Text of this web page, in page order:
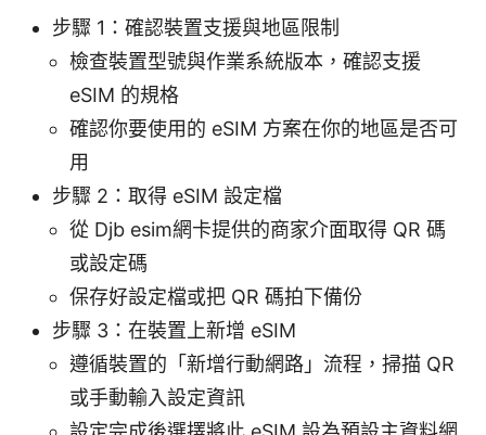
步驟 1：確認裝置支援與地區限制
檢查裝置型號與作業系統版本，確認支援
eSIM 的規格
確認你要使用的 eSIM 方案在你的地區是否可
用
步驟 2：取得 eSIM 設定檔
從 Djb esim網卡提供的商家介面取得 QR 碼
或設定碼
保存好設定檔或把 QR 碼拍下備份
步驟 3：在裝置上新增 eSIM
遵循裝置的「新增行動網路」流程，掃描 QR
或手動輸入設定資訊